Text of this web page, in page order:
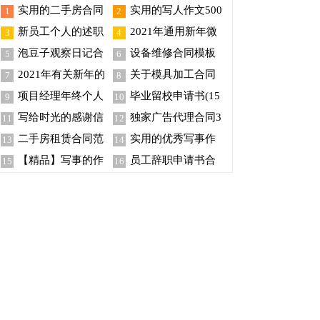
1
实用的二手房合同
模板汇编五篇
2
实用的写人作文500
字合集九篇
3
新员工个人的述职
报告
4
2021年通用新年微
信祝福语38句
5
泡豆子观察日记合
集15篇
6
设备维修合同模板
汇总八篇
7
2021年有关新年的
祝福语合集80句
8
关于模具加工合同
汇编5篇
9
项目经理年终个人
工作总结通用15篇
10 毕业留校申请书(15
篇)
11
写给时光的感谢信
15篇
12 独家广告代理合同3
篇
13
二手房租赁合同范
文集锦5篇
14 实用的优秀写事作
文300字集锦九篇
15
【精品】写事的作
16
员工辞职申请书合